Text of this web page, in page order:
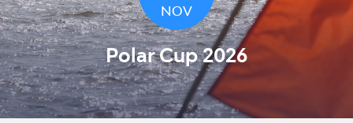
NOV
Polar Cup 2026